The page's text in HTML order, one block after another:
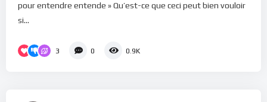
pour entendre entende » Qu’est-ce que ceci peut bien vouloir
si...
3 0 0.9K